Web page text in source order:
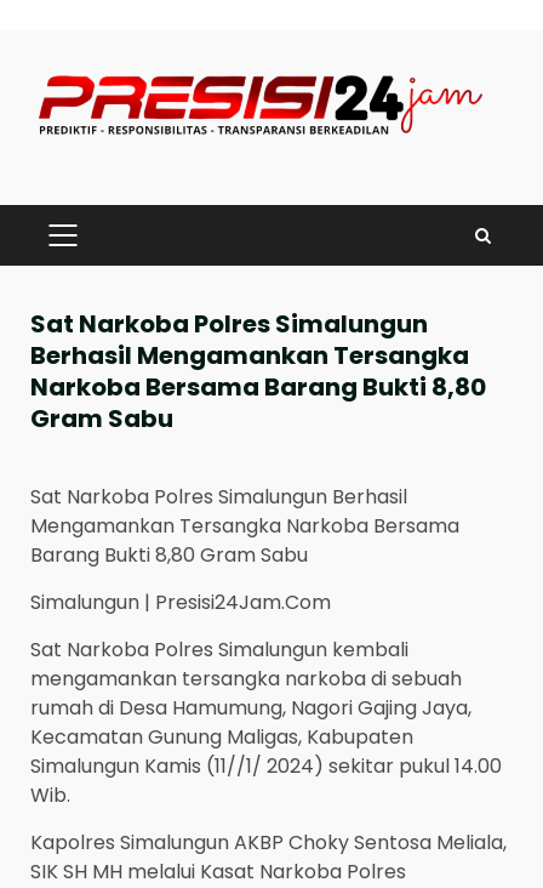
content
PRIMARY
MENU
Sat Narkoba Polres Simalungun
Berhasil Mengamankan Tersangka
Narkoba Bersama Barang Bukti 8,80
Gram Sabu
Sat Narkoba Polres Simalungun Berhasil
Mengamankan Tersangka Narkoba Bersama
Barang Bukti 8,80 Gram Sabu
Simalungun | Presisi24Jam.Com
Sat Narkoba Polres Simalungun kembali
mengamankan tersangka narkoba di sebuah
rumah di Desa Hamumung, Nagori Gajing Jaya,
Kecamatan Gunung Maligas, Kabupaten
Simalungun Kamis (11//1/ 2024) sekitar pukul 14.00
Wib.
Kapolres Simalungun AKBP Choky Sentosa Meliala,
SIK SH MH melalui Kasat Narkoba Polres